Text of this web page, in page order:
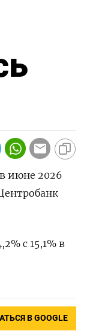
​июне ​2026
с 15,1% ​в
В GOOGLE